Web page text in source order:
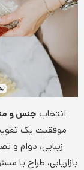
انتخاب جنس و
موفقیت یک
زیبایی، دوام و
بازاریابی، طراح